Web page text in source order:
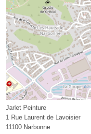
Jarlet Peinture
1 Rue Laurent de Lavoisier
11100 Narbonne